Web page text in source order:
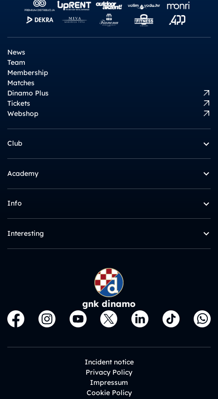
News
Team
Membership
Matches
Dinamo Plus
Tickets
Webshop
Club
Academy
Info
Interesting
gnk dinamo
Incident notice
Privacy Policy
Impressum
Cookie Policy